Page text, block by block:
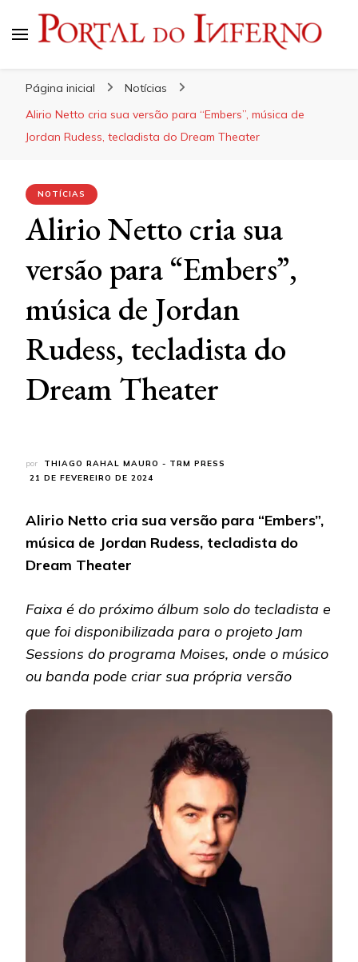
Página inicial
Notícias
Alirio Netto cria sua versão para “Embers”, música de
Jordan Rudess, tecladista do Dream Theater
NOTÍCIAS
Alirio Netto cria sua
versão para “Embers”,
música de Jordan
Rudess, tecladista do
Dream Theater
por
THIAGO RAHAL MAURO - TRM PRESS
21 DE FEVEREIRO DE 2024
Alirio Netto cria sua versão para “Embers”,
música de Jordan Rudess, tecladista do
Dream Theater
Faixa é do próximo álbum solo do tecladista e
que foi disponibilizada para o projeto Jam
Sessions do programa Moises, onde o músico
ou banda pode criar sua própria versão